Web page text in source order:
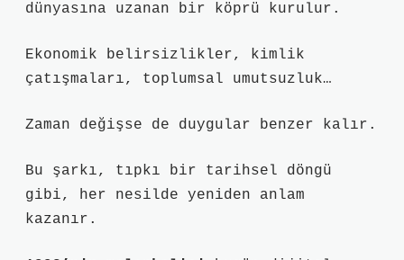
dünyasına uzanan bir köprü kurulur.
Ekonomik belirsizlikler, kimlik
çatışmaları, toplumsal umutsuzluk…
Zaman değişse de duygular benzer kalır.
Bu şarkı, tıpkı bir tarihsel döngü
gibi, her nesilde yeniden anlam
kazanır.